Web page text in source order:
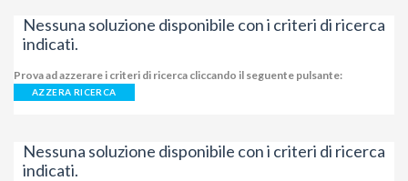
Nessuna soluzione disponibile con i criteri di ricerca
indicati.
Prova ad azzerare i criteri di ricerca cliccando il seguente pulsante:
AZZERA RICERCA
Nessuna soluzione disponibile con i criteri di ricerca
indicati.